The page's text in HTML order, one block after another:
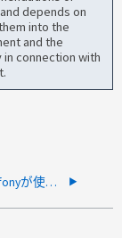
depends on
into the
and the
connection with
CVOではSymfonyが使用されていますか？